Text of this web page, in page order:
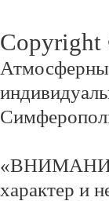
Copyright
«ВНИМАНИЕ!
характер и